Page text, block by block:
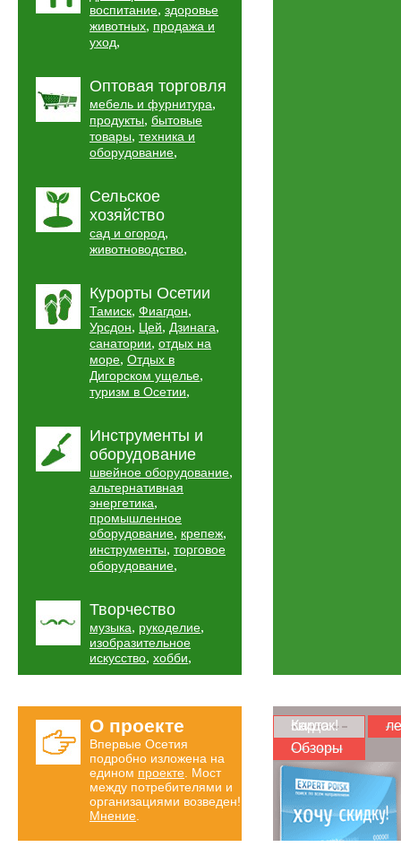
воспитание, здоровье
животных, продажа и
уход,
Оптовая торговля
мебель и фурнитура,
продукты, бытовые
товары, техника и
оборудование,
Сельское
хозяйство
сад и огород,
животноводство,
Курорты Осетии
Тамиск, Фиагдон,
Урсдон, Цей, Дзинага,
санатории, отдых на
море, Отдых в
Дигорском ущелье,
туризм в Осетии,
Инструменты и
оборудование
швейное оборудование,
альтернативная
энергетика,
промышленное
оборудование, крепеж,
инструменты, торговое
оборудование,
Творчество
музыка, рукоделие,
изобразительное
искусство, хобби,
О проекте
Впервые Осетия
подробно изложена на
едином проекте . Мост
между потребителями и
организациями возведен!
Мнение
Карта скидок!
Обзоры